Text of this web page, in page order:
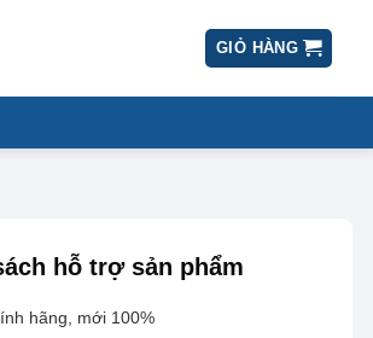
GIỎ HÀNG
hỗ trợ sản phẩm
hãng, mới 100%